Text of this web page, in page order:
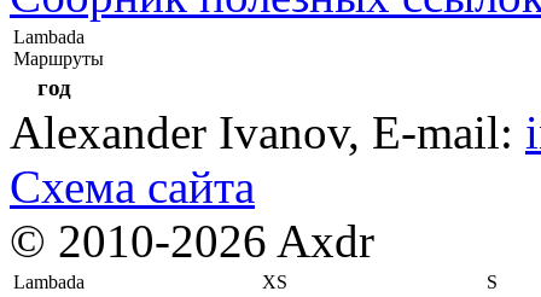
Lambada
Маршруты
год
Alexander Ivanov, E-mail:
Схема сайта
© 2010-2026 Axdr
Lambada XS
S